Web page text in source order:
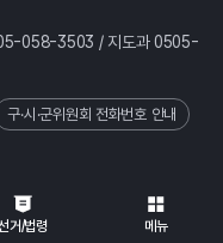
거/법령 메뉴
058-3503 / 지도과 0505-
구·시·군위원회 전화번호 안내